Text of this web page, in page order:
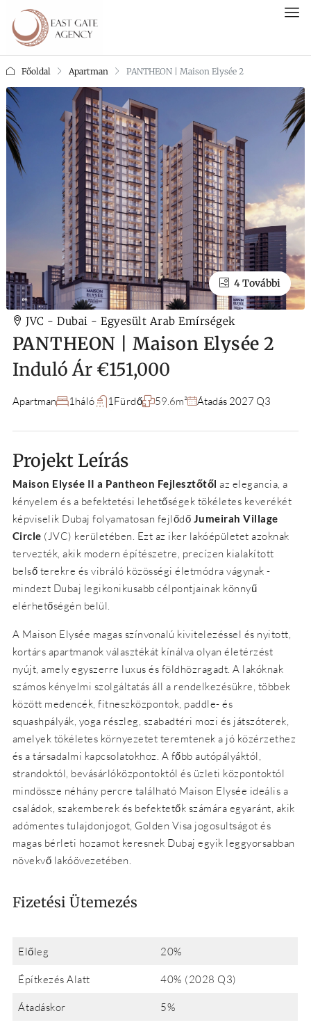
Főoldal Apartman PANTHEON | Maison Elysée 2
4 További
JVC - Dubai - Egyesült Arab Emírségek
PANTHEON | Maison Elysée 2
Induló Ár €151,000
Apartman háló
1 Fürdő
1 59.6m² Átadás 2027 Q3
Projekt Leírás
Maison Elysée II a Pantheon Fejlesztőtől az elegancia, a
kényelem és a befektetési lehetőségek tökéletes keverékét
képviselik Dubaj folyamatosan fejlődő Jumeirah Village
Circle (JVC) kerületében. Ezt az iker lakóépületet azoknak
tervezték, akik modern építészetre, precízen kialakított
belső terekre és vibráló közösségi életmódra vágynak -
mindezt Dubaj legikonikusabb célpontjainak könnyű
elérhetőségén belül.
A Maison Elysée magas színvonalú kivitelezéssel és nyitott,
kortárs apartmanok választékát kínálva olyan életérzést
nyújt, amely egyszerre luxus és földhözragadt. A lakóknak
számos kényelmi szolgáltatás áll a rendelkezésükre, többek
között medencék, fitneszközpontok, paddle- és
squashpályák, yoga részleg, szabadtéri mozi és játszóterek,
amelyek tökéletes környezetet teremtenek a jó közérzethez
és a társadalmi kapcsolatokhoz. A főbb autópályáktól,
strandoktól, bevásárlóközpontoktól és üzleti központoktól
mindössze néhány percre található Maison Elysée ideális a
családok, szakemberek és befektetők számára egyaránt, akik
adómentes tulajdonjogot, Golden Visa jogosultságot és
magas bérleti hozamot keresnek Dubaj egyik leggyorsabban
növekvő lakóövezetében.
Fizetési Ütemezés
Előleg 20%
Építkezés Alatt 40% (2028 Q3)
Átadáskor 5%